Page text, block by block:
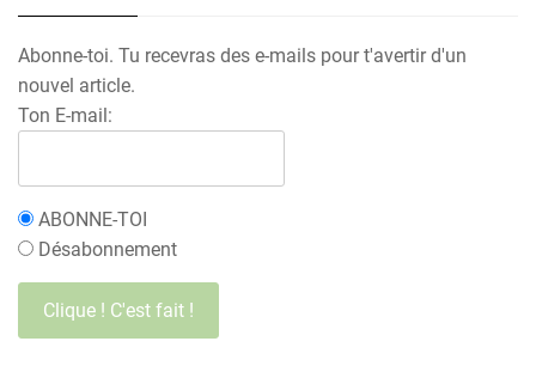
Abonne-toi. Tu recevras des e-mails pour t'avertir d'un
nouvel article.
Ton E-mail:
ABONNE-TOI
Désabonnement